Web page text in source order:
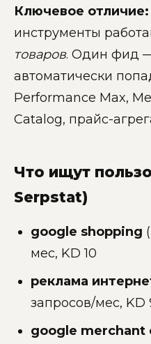
Ключевое отличие:
инструменты
товаров. Один фид
автоматически
Performance Max,
Catalog, прайс-
Что ищут
Serpstat)
google shopping
мес, KD 10
реклама
запросов/мес, KD
google merchant